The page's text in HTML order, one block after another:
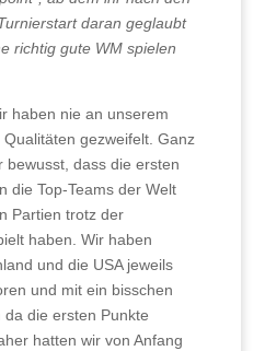
daran geglaubt
richtig gute WM spielen
haben nie an unserem
gezweifelt. Ganz
bewusst, dass die ersten
die Top-Teams der Welt
Partien trotz der
haben. Wir haben
und die USA jeweils
und mit ein bisschen
die ersten Punkte
hatten wir von Anfang